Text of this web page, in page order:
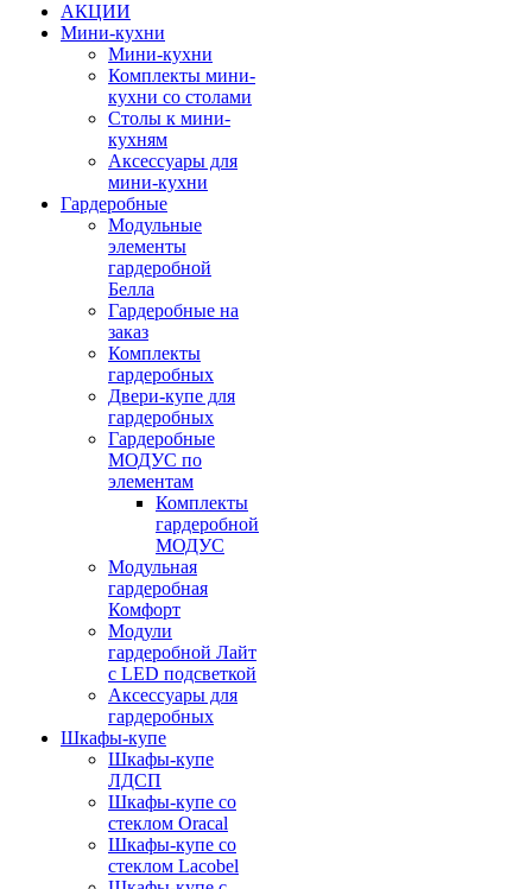
АКЦИИ
Мини-кухни
Мини-кухни
Комплекты мини-
кухни со столами
Столы к мини-
кухням
Аксессуары для
мини-кухни
Гардеробные
Модульные
элементы
гардеробной
Белла
Гардеробные на
заказ
Комплекты
гардеробных
Двери-купе для
гардеробных
Гардеробные
МОДУС по
элементам
Комплекты
гардеробной
МОДУС
Модульная
гардеробная
Комфорт
Модули
гардеробной Лайт
с LED подсветкой
Аксессуары для
гардеробных
Шкафы-купе
Шкафы-купе
ЛДСП
Шкафы-купе со
стеклом Oracal
Шкафы-купе со
стеклом Lacobel